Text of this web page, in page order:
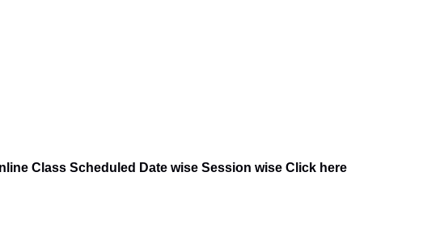
Class Scheduled Date wise Session wise Click here